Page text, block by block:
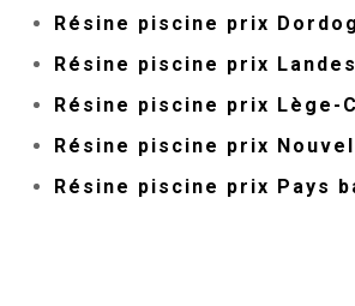
Résine piscine prix
Résine piscine prix Landes
Résine piscine prix Lège-
Résine piscine prix
Résine piscine prix Pays